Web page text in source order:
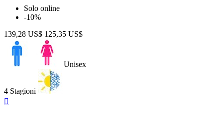
Solo online
-10%
139,28 US$ 125,35 US$
Unisex
4 Stagioni
